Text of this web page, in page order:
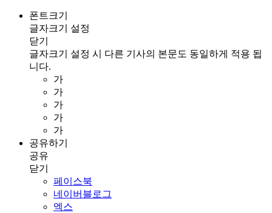
폰트크기
글자크기 설정
닫기
글자크기 설정 시 다른 기사의 본문도 동일하게 적용 됩
니다.
가
가
가
가
가
공유하기
공유
닫기
페이스북
네이버블로그
엑스